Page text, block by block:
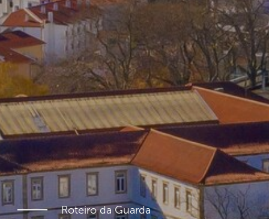
Roteiro da Guarda